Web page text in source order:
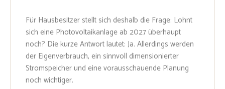
Für Hausbesitzer stellt sich deshalb die Frage: Lohnt
sich eine Photovoltaikanlage ab 2027 überhaupt
noch? Die kurze Antwort lautet: Ja. Allerdings werden
der Eigenverbrauch, ein sinnvoll dimensionierter
Stromspeicher und eine vorausschauende Planung
noch wichtiger.